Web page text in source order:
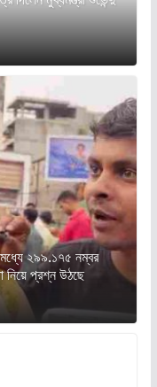
২৯৯.১৭৫ নম্বর
নিয়ে প্রশ্ন উঠছে